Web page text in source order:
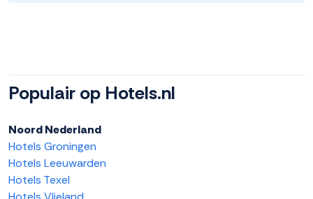
Populair op Hotels.nl
Noord Nederland
Hotels Groningen
Hotels Leeuwarden
Hotels Texel